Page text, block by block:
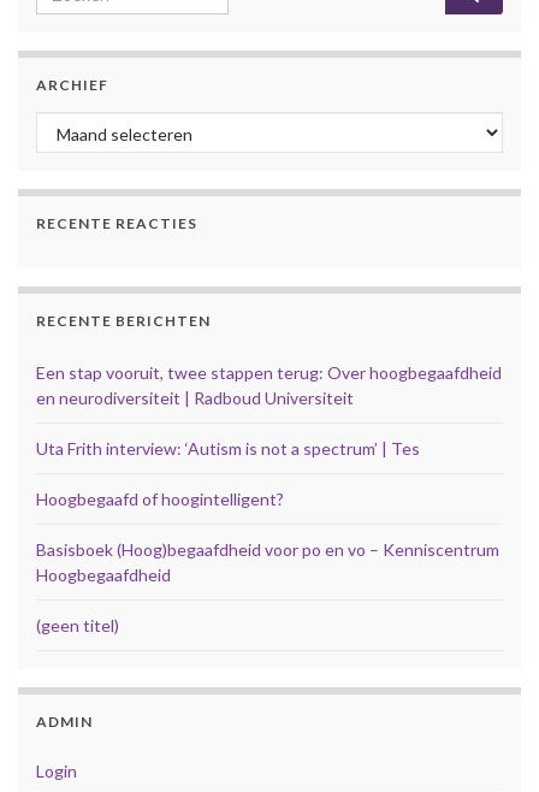
ARCHIEF
Archief
RECENTE REACTIES
RECENTE BERICHTEN
Een stap vooruit, twee stappen terug: Over hoogbegaafdheid
en neurodiversiteit | Radboud Universiteit
Uta Frith interview: ‘Autism is not a spectrum’ | Tes
Hoogbegaafd of hoogintelligent?
Basisboek (Hoog)begaafdheid voor po en vo – Kenniscentrum
Hoogbegaafdheid
(geen titel)
ADMIN
Login